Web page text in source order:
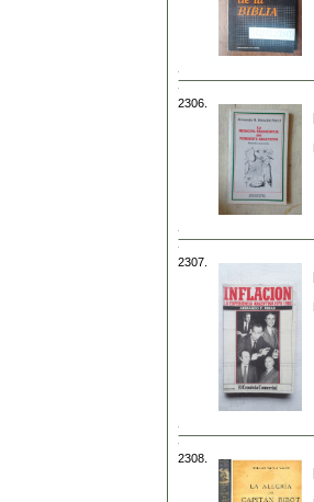
2306.
2307.
2308.